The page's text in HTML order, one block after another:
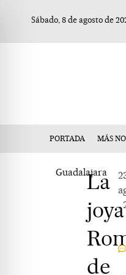
Sábado, 8 de agosto de
PORTADA MÁS
Guadalajara
La
joya
de
,